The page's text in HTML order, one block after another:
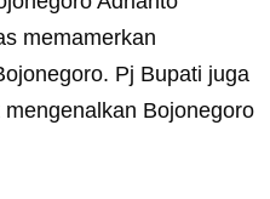
memamerkan
Pj Bupati juga
Bojonegoro